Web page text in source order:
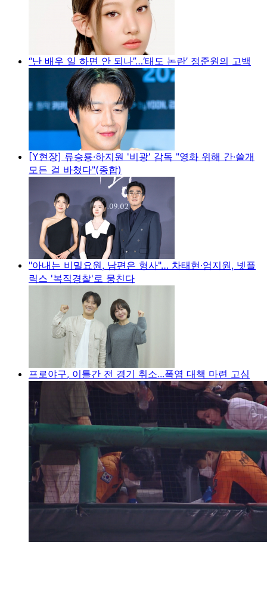
“난 배우 일 하면 안 되나”…‘태도 논란’ 정준원의 고백
[Y현장] 류승룡·하지원 '비광' 감독 "영화 위해 간·쓸개
모든 걸 바쳤다"(종합)
"아내는 비밀요원, 남편은 형사"… 차태현·엄지원, 넷플
릭스 '복직경찰'로 뭉친다
프로야구, 이틀간 전 경기 취소...폭염 대책 마련 고심